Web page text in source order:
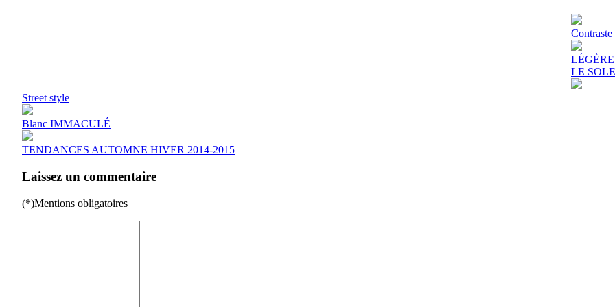
Contraste
LE
Street style
Blanc IMMACULÉ
TENDANCES AUTOMNE HIVER 2014-2015
Laissez un commentaire
(*)Mentions obligatoires